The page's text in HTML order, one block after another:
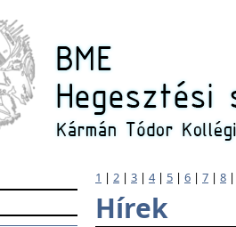
1 | 2 | 3 | 4| 5 | 6 | 7 | 8
Hírek